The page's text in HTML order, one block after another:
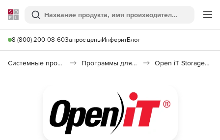
Softline
Поиск
8 (800) 200-08-60Запрос ценыИнферитБлог
Системные программы Программы для диагностики системы Open iT StorageAnalyzer